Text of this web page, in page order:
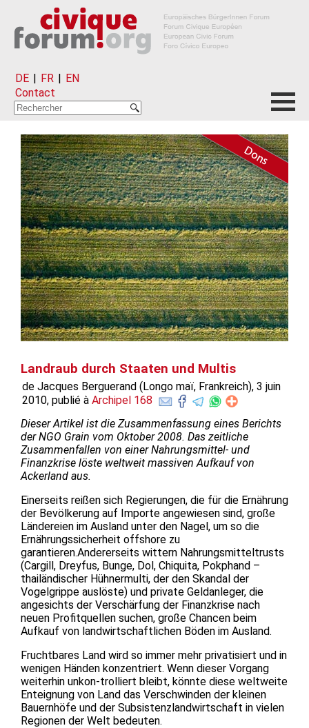
DE | FR | EN
Contact
Landraub durch Staaten und Multis
de Jacques Berguerand (Longo maï, Frankreich), 3 juin
2010, publié à Archipel 168
Dieser Artikel ist die Zusammenfassung eines Berichts
der NGO Grain vom Oktober 2008. Das zeitliche
Zusammenfallen von einer Nahrungsmittel- und
Finanzkrise löste weltweit massiven Aufkauf von
Ackerland aus.
Einerseits reißen sich Regierungen, die für die Ernährung
der Bevölkerung auf Importe angewiesen sind, große
Ländereien im Ausland unter den Nagel, um so die
Ernährungssicherheit offshore zu
garantieren.Andererseits wittern Nahrungsmitteltrusts
(Cargill, Dreyfus, Bunge, Dol, Chiquita, Pokphand –
thailändischer Hühnermulti, der den Skandal der
Vogelgrippe auslöste) und private Geldanleger, die
angesichts der Verschärfung der Finanzkrise nach
neuen Profitquellen suchen, große Chancen beim
Aufkauf von landwirtschaftlichen Böden im Ausland.
Fruchtbares Land wird so immer mehr privatisiert und in
wenigen Händen konzentriert. Wenn dieser Vorgang
weiterhin unkon-trolliert bleibt, könnte diese weltweite
Enteignung von Land das Verschwinden der kleinen
Bauernhöfe und der Subsistenzlandwirtschaft in vielen
Regionen der Welt bedeuten.